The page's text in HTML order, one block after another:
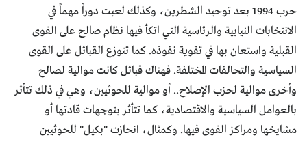
حرب 1994 بعد توحيد الشطرين، وكذلك لعبت دوراً مهماً في
الانتخابات النيابية والرئاسية التي اتكأ فيها نظام صالح على القوى
القبلية واستعان بها في تقوية نفوذه. كما تتوزع القبائل على القوى
السياسية والتحالفات المختلفة. فهناك قبائل كانت موالية لصالح
وأخرى موالية لحزب الإصلاح.. أو موالية للحوثيين، وهي في ذلك تتأثر
بالعوامل السياسية والاقتصادية، كما تتأثر بتوجهات قادتها أو
مشايخها ومراكز القوى فيها. وكمثال، انحازت "بكيل" للحوثيين